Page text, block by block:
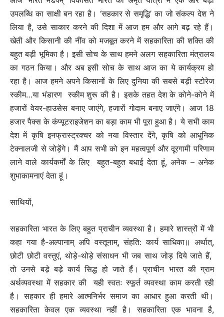
उपलब्धि का साक्षी बन रहा है। ‘सहकार से समृद्धि’ का जो संकल्प देश ने
लिया है, उसे साकार करने की दिशा में आज हम और आगे बढ़ रहे हैं।
खेती और किसानी की नींव को मजबूत करने में सहकारिता की शक्ति की
बहुत बड़ी भूमिका है। इसी सोच के साथ हमने अलग सहकारिता मंत्रालय
का गठन किया। और अब इसी सोच के साथ आज का ये कार्यक्रम हो
रहा है। आज हमने अपने किसानों के लिए दुनिया की सबसे बड़ी स्टोरेज
स्कीम…या भंडारण स्कीम शुरू की है। इसके तहत देश के कोने-कोने में
हजारों वेयर-हाउसेस बनाए जाएंगे, हजारों गोदाम बनाए जाएंगे। आज 18
हजार पैक्स के कंप्यूटराइजेशन का बड़ा काम भी पूरा हुआ है। ये सभी काम
देश में कृषि इनफ्रास्ट्रक्चर को नया विस्तार देंगे, कृषि को आधुनिक
टेक्नालजी से जोड़ेंगे। मैं आप सभी को इन महत्वपूर्ण और दूरगामी परिणाम
लाने वाले कार्यकर्मों के लिए बहुत-बहुत बधाई देता हूं, अनेक – अनेक
शुभाकामनाएं देता हूं।
साथियों,
सहकारिता भारत के लिए बहुत प्राचीन व्यवस्था है। हमारे शास्त्रों में भी
कहा गया है-अल्पानाम् अपि वस्तूनाम्, संहति: कार्य साधिका॥ अर्थात्,
छोटी छोटी वस्तुएं, थोड़े-थोड़े संसाधन भी जब साथ जोड़ दिये जाते हैं,
तो उनसे बड़े बड़े कार्य सिद्ध हो जाते हैं। प्राचीन भारत की ग्राम
अर्थव्यवस्था में सहकार की यही स्वतः स्फूर्त व्यवस्था काम करती रही
है। सहकार ही हमारे आत्मनिर्भर समाज का आधार हुआ करती थी।
सहकारिता केवल एक व्यवस्था नहीं है। सहकारिता एक भावना है,